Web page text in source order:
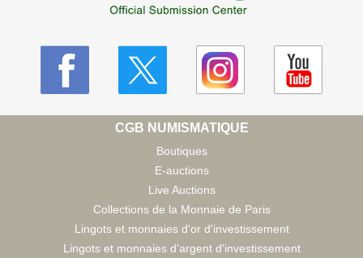
CGB NUMISMATIQUE
Boutiques
E-auctions
Live Auctions
Collections de la Monnaie de Paris
Lingots et monnaies d'or d'investissement
Lingots et monnaies d'argent d'investissement